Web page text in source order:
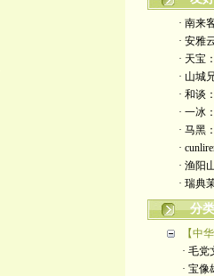
· 南来
· 安雅
· 天宝
· 山城
· 和谈
· 一冰
· 马黑
·
· 渔阳
· 瑞典
分
【中
· 毛
· 宝